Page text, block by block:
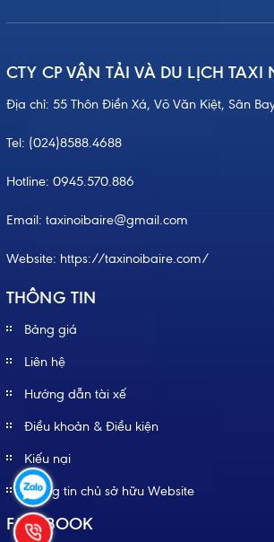
CTY CP VẬN TẢI VÀ DU LỊCH TAXI
Địa chỉ: 55 Thôn Điền Xá, Võ Văn Kiệt, Sân
Tel: (024)8588.4688
Hotline: 0945.570.886
Email: taxinoibaire@gmail.com
Website: https://taxinoibaire.com/
THÔNG TIN
Bảng giá
Liên hệ
Hướng dẫn tài xế
Điều khoản & Điều kiện
Kiếu nại
Thông tin chủ sở hữu Website
FACEBOOK